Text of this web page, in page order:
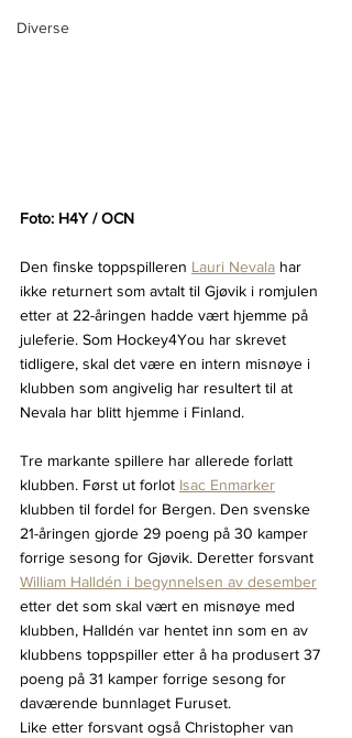
Diverse
Foto: H4Y / OCN
Den finske toppspilleren Lauri Nevala har
ikke returnert som avtalt til Gjøvik i romjulen
etter at 22-åringen hadde vært hjemme på
juleferie. Som Hockey4You har skrevet
tidligere, skal det være en intern misnøye i
klubben som angivelig har resultert til at
Nevala har blitt hjemme i Finland.
Tre markante spillere har allerede forlatt
klubben. Først ut forlot Isac Enmarker
klubben til fordel for Bergen. Den svenske
21-åringen gjorde 29 poeng på 30 kamper
forrige sesong for Gjøvik. Deretter forsvant
William Halldén i begynnelsen av desember
etter det som skal vært en misnøye med
klubben, Halldén var hentet inn som en av
klubbens toppspiller etter å ha produsert 37
poeng på 31 kamper forrige sesong for
daværende bunnlaget Furuset.
Like etter forsvant også Christopher van